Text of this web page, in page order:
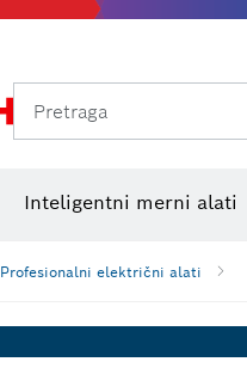
Pretraga
Inteligentni merni alati
Profesionalni električni alati